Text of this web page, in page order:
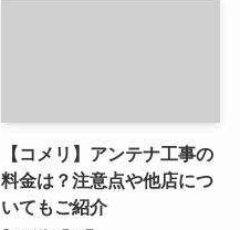
【コメリ】アンテナ工事の
料金は？注意点や他店につ
いてもご紹介